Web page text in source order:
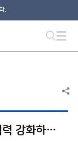
.
한국과 영국, 미래 기상기술 협력 강화하기로